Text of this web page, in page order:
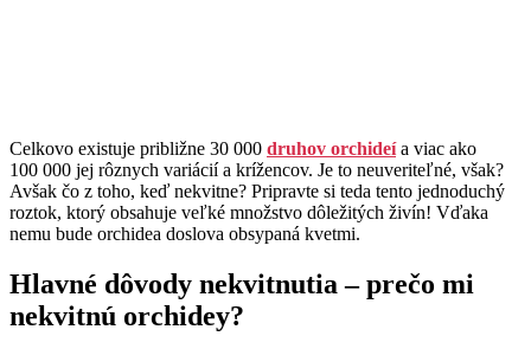
Celkovo existuje približne 30 000 druhov orchideía viac ako
100 000 jej rôznych variácií a krížencov. Je to neuveriteľné, však?
Avšak čo z toho, keď nekvitne? Pripravte si teda tento jednoduchý
roztok, ktorý obsahuje veľké množstvo dôležitých živín! Vďaka
nemu bude orchidea doslova obsypaná kvetmi.
Hlavné dôvody nekvitnutia – prečo mi
nekvitnú orchidey?